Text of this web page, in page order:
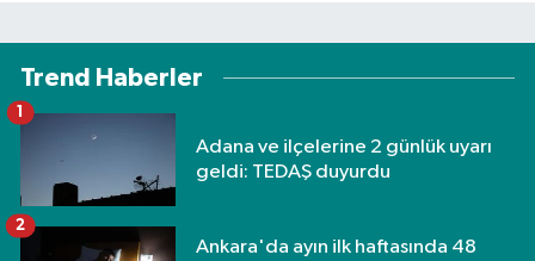
Trend Haberler
Adana ve ilçelerine 2 günlük uyarı
geldi: TEDAŞ duyurdu
1
Ankara'da ayın ilk haftasında 48
2